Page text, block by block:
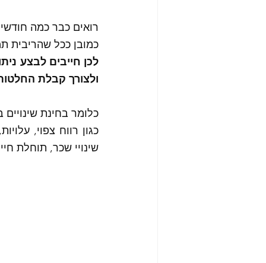
רואים כבר כמה
כמובן ככל שהריבית
ולצורך קבלת
כלומר בחינת
שינויי שכר, תוחלת